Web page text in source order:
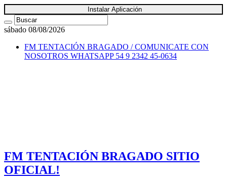
Instalar Aplicación
sábado 08/08/2026
FM TENTACIÓN BRAGADO / COMUNICATE CON
NOSOTROS WHATSAPP 54 9 2342 45-0634
FM TENTACIÓN BRAGADO SITIO
OFICIAL!